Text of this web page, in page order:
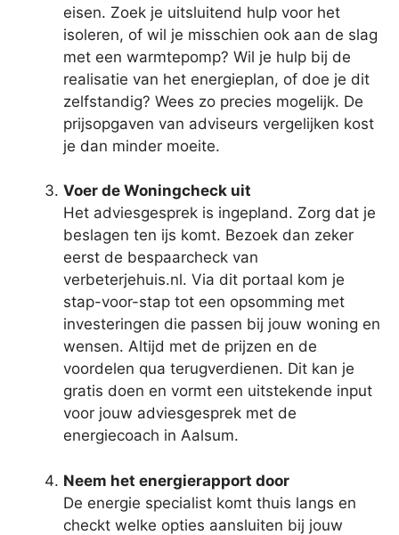
eisen. Zoek je uitsluitend hulp voor het
isoleren, of wil je misschien ook aan de slag
met een warmtepomp? Wil je hulp bij de
realisatie van het energieplan, of doe je dit
zelfstandig? Wees zo precies mogelijk. De
prijsopgaven van adviseurs vergelijken kost
je dan minder moeite.
Voer de Woningcheck uit
Het adviesgesprek is ingepland. Zorg dat je
beslagen ten ijs komt. Bezoek dan zeker
eerst de bespaarcheck van
verbeterjehuis.nl. Via dit portaal kom je
stap-voor-stap tot een opsomming met
investeringen die passen bij jouw woning en
wensen. Altijd met de prijzen en de
voordelen qua terugverdienen. Dit kan je
gratis doen en vormt een uitstekende input
voor jouw adviesgesprek met de
energiecoach in Aalsum.
Neem het energierapport door
De energie specialist komt thuis langs en
checkt welke opties aansluiten bij jouw